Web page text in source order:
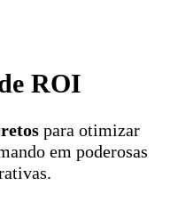
ROI
para otimizar
em poderosas